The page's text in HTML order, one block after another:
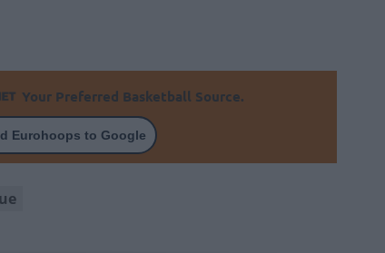
Your Preferred Basketball Source.
Eurohoops to Google